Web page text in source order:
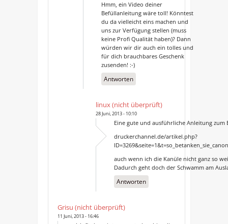
Hmm, ein Video deiner
Befüllanleitung wäre toll! Könntest
du da vielleicht eins machen und
uns zur Verfügung stellen (muss
keine Profi Qualität haben)? Dann
würden wir dir auch ein tolles und
für dich brauchbares Geschenk
zusenden! :-)
Antworten
linux (nicht überprüft)
28 Juni, 2013 - 10:10
Eine gute und ausführliche Anleitung
druckerchannel.de/artikel.php?
auch wenn ich die Kanüle nicht ganz so
Dadurch geht doch der Schwamm am
Antworten
Grisu (nicht überprüft)
11 Juni, 2013 - 16:46